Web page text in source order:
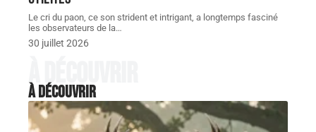
Le cri du paon, ce son strident et intrigant, a longtemps fasciné
les observateurs de la…
30 juillet 2026
À découvrir
À découvrir